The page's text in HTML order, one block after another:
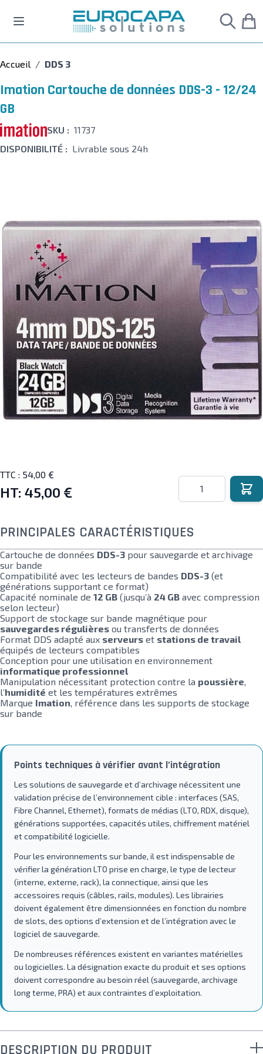
Accueil / DDS 3
Imation Cartouche de données DDS-3 - 12/24
GB
SKU : 11737
DISPONIBILITÉ : Livrable sous 24h
TTC : 54,00 €
HT: 45,00 €
Quantité
PRINCIPALES CARACTÉRISTIQUES
Cartouche de données DDS-3 pour sauvegarde et archivage
sur bande
Compatibilité avec les lecteurs de bandes DDS-3 (et
générations supportant ce format)
Capacité nominale de 12 GB (jusqu’à 24 GB avec compression
selon lecteur)
Support de stockage sur bande magnétique pour
sauvegardes régulières ou transferts de données
Format DDS adapté aux serveurs et stations de travail
équipés de lecteurs compatibles
Conception pour une utilisation en environnement
informatique professionnel
Manipulation nécessitant protection contre la poussière,
l’humidité et les températures extrêmes
Marque Imation, référence dans les supports de stockage
sur bande
Points techniques à vérifier avant l’intégration
Les solutions de sauvegarde et d’archivage nécessitent une
validation précise de l’environnement cible : interfaces (SAS,
Fibre Channel, Ethernet), formats de médias (LTO, RDX, disque),
générations supportées, capacités utiles, chiffrement matériel
et compatibilité logicielle.
Pour les environnements sur bande, il est indispensable de
vérifier la génération LTO prise en charge, le type de lecteur
(interne, externe, rack), la connectique, ainsi que les
accessoires requis (câbles, rails, modules). Les librairies
doivent également être dimensionnées en fonction du nombre
de slots, des options d’extension et de l’intégration avec le
logiciel de sauvegarde.
De nombreuses références existent en variantes matérielles
ou logicielles. La désignation exacte du produit et ses options
doivent correspondre au besoin réel (sauvegarde, archivage
long terme, PRA) et aux contraintes d’exploitation.
DESCRIPTION DU PRODUIT